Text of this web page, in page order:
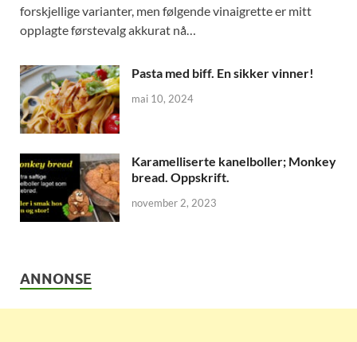
forskjellige varianter, men følgende vinaigrette er mitt
opplagte førstevalg akkurat nå…
Pasta med biff. En sikker vinner!
mai 10, 2024
Karamelliserte kanelboller; Monkey
bread. Oppskrift.
november 2, 2023
ANNONSE